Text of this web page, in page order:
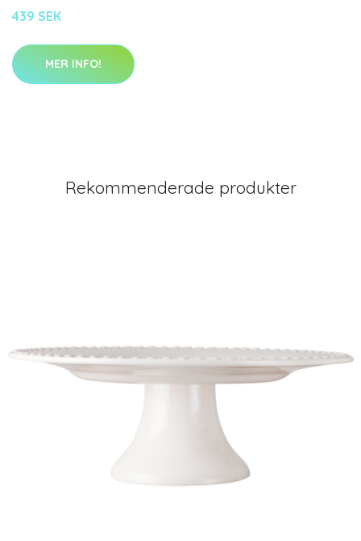
439 SEK
MER INFO!
Rekommenderade produkter